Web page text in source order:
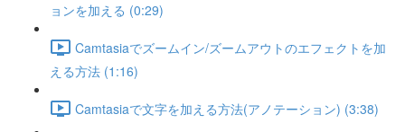
ョンを加える (0:29)
Camtasiaでズームイン/ズームアウトのエフェクトを加
える方法 (1:16)
Camtasiaで文字を加える方法(アノテーション) (3:38)